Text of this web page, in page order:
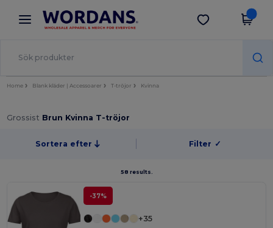
× Wordans-app
Bättre priser i appen!
Hämta app
Home Blank kläder | Accessoarer T-tröjor Kvinna
Grossist Brun Kvinna T-tröjor
Sortera efter Filter ✓
58 results.
-37%
+35